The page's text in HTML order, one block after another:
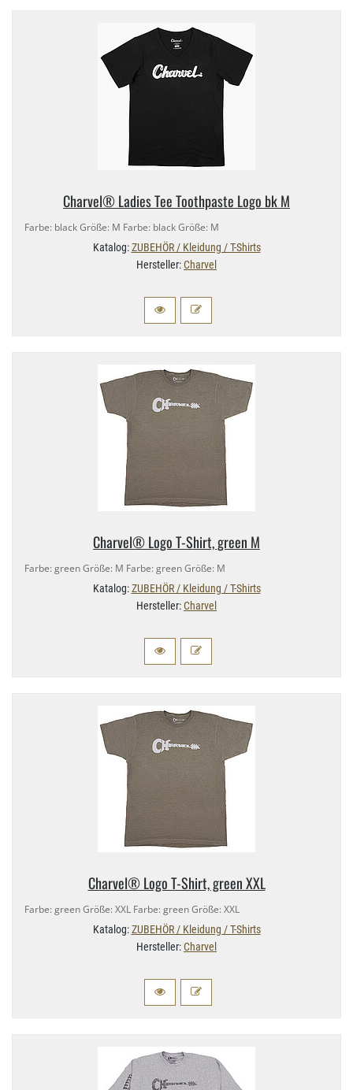
Charvel® Ladies Tee Toothpaste Logo bk M
Farbe: black Größe: M Farbe: black Größe: M
Katalog:ZUBEHÖR / Kleidung / T-Shirts
Hersteller:Charvel
Charvel® Logo T-​Shirt, green M
Farbe: green Größe: M Farbe: green Größe: M
Katalog:ZUBEHÖR / Kleidung / T-Shirts
Hersteller:Charvel
Charvel® Logo T-​Shirt, green XXL
Farbe: green Größe: XXL Farbe: green Größe: XXL
Katalog:ZUBEHÖR / Kleidung / T-Shirts
Hersteller:Charvel